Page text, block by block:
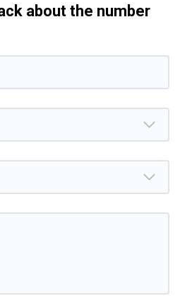
about the number